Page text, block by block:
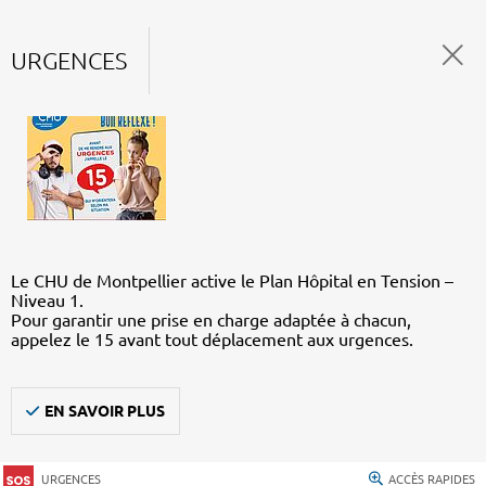
URGENCES
Le CHU de Montpellier active le Plan Hôpital en Tension –
Niveau 1.
Pour garantir une prise en charge adaptée à chacun,
appelez le 15 avant tout déplacement aux urgences.
EN SAVOIR PLUS
URGENCES ACCÈS RAPIDES